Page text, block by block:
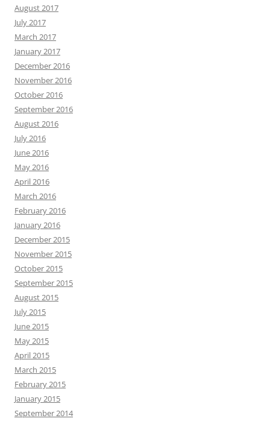
August 2017
July 2017
March 2017
January 2017
December 2016
November 2016
October 2016
September 2016
August 2016
July 2016
June 2016
May 2016
April 2016
March 2016
February 2016
January 2016
December 2015
November 2015
October 2015
September 2015
August 2015
July 2015
June 2015
May 2015
April 2015
March 2015
February 2015
January 2015
September 2014